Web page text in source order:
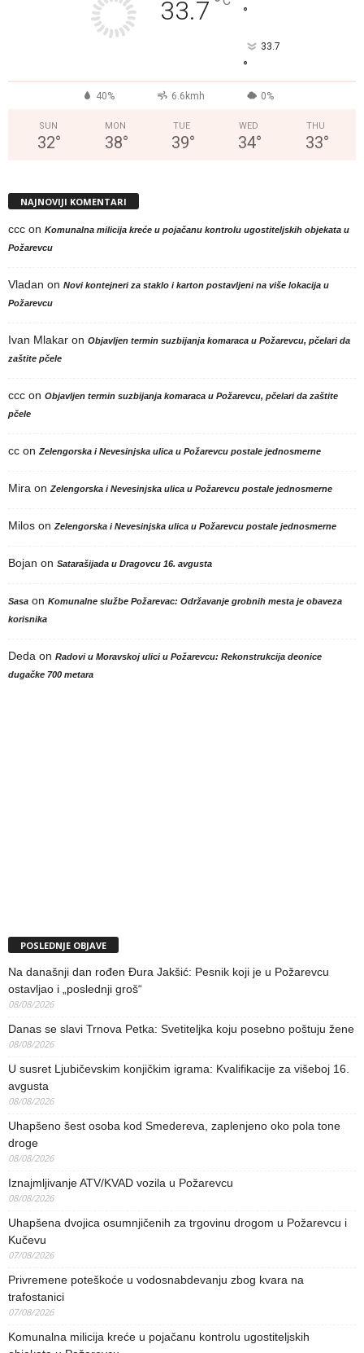
33.7 °
33.7
°
40% 6.6kmh 0%
SUN
32°
MON
38°
TUE
39°
WED
34°
THU
33°
NAJNOVIJI KOMENTARI
ccc on Komunalna milicija kreće u pojačanu kontrolu ugostiteljskih objekata u
Požarevcu
Vladan on Novi kontejneri za staklo i karton postavljeni na više lokacija u
Požarevcu
Ivan Mlakar on Objavljen termin suzbijanja komaraca u Požarevcu, pčelari da
zaštite pčele
ccc on Objavljen termin suzbijanja komaraca u Požarevcu, pčelari da zaštite
pčele
cc on Zelengorska i Nevesinjska ulica u Požarevcu postale jednosmerne
Mira on Zelengorska i Nevesinjska ulica u Požarevcu postale jednosmerne
Milos on Zelengorska i Nevesinjska ulica u Požarevcu postale jednosmerne
Bojan on Satarašijada u Dragovcu 16. avgusta
Sasa on Komunalne službe Požarevac: Održavanje grobnih mesta je obaveza
korisnika
Deda on Radovi u Moravskoj ulici u Požarevcu: Rekonstrukcija deonice
dugačke 700 metara
POSLEDNJE OBJAVE
Na današnji dan rođen Đura Jakšić: Pesnik koji je u Požarevcu
ostavljao i „poslednji groš“
08/08/2026
Danas se slavi Trnova Petka: Svetiteljka koju posebno poštuju žene
08/08/2026
U susret Ljubičevskim konjičkim igrama: Kvalifikacije za višeboj 16.
avgusta
08/08/2026
Uhapšeno šest osoba kod Smedereva, zaplenjeno oko pola tone
droge
08/08/2026
Iznajmljivanje ATV/KVAD vozila u Požarevcu
08/08/2026
Uhapšena dvojica osumnjičenih za trgovinu drogom u Požarevcu i
Kučevu
07/08/2026
Privremene poteškoće u vodosnabdevanju zbog kvara na
trafostanici
07/08/2026
Komunalna milicija kreće u pojačanu kontrolu ugostiteljskih